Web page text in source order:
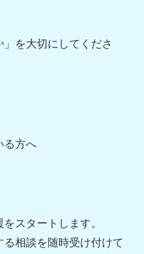
を大切にしてくださ
る方へ
スタートします。
相談を随時受け付けて